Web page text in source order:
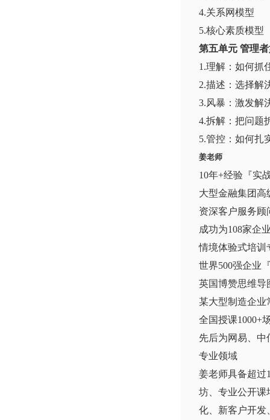
4.关系网模型
5.核心素质模型
第五单元 管理
1.理解：如何抓
2.描述：选择解
3.风暴：激发解
4.拆解：把问题
5.管控：如何扎
姜老师
10年+经验『实
大型金融集团高
资深客户服务顾
成功为108家企
情境体验式培训
世界500强企业
英国博赞思维导
某大型制造企业
全国授课1000+
先后为网易、中
专业领域
姜老师具备超过
坊、专业公开课
化、新客户开发